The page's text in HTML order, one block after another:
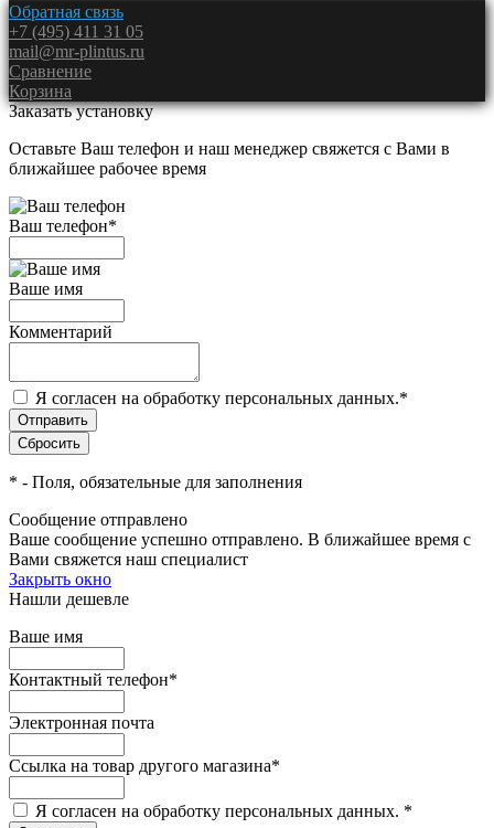
Обратная связь
+7 (495) 411 31 05
mail@mr-plintus.ru
Сравнение
Корзина
Заказать установку
Оставьте Ваш телефон и наш менеджер свяжется с Вами в
ближайшее рабочее время
Ваш телефон*
Ваше имя
Комментарий
Я согласен на обработку персональных данных.*
* - Поля, обязательные для заполнения
Сообщение отправлено
Ваше сообщение успешно отправлено. В ближайшее время с
Вами свяжется наш специалист
Закрыть окно
Нашли дешевле
Ваше имя
Контактный телефон*
Электронная почта
Ссылка на товар другого магазина*
Я согласен на обработку персональных данных. *